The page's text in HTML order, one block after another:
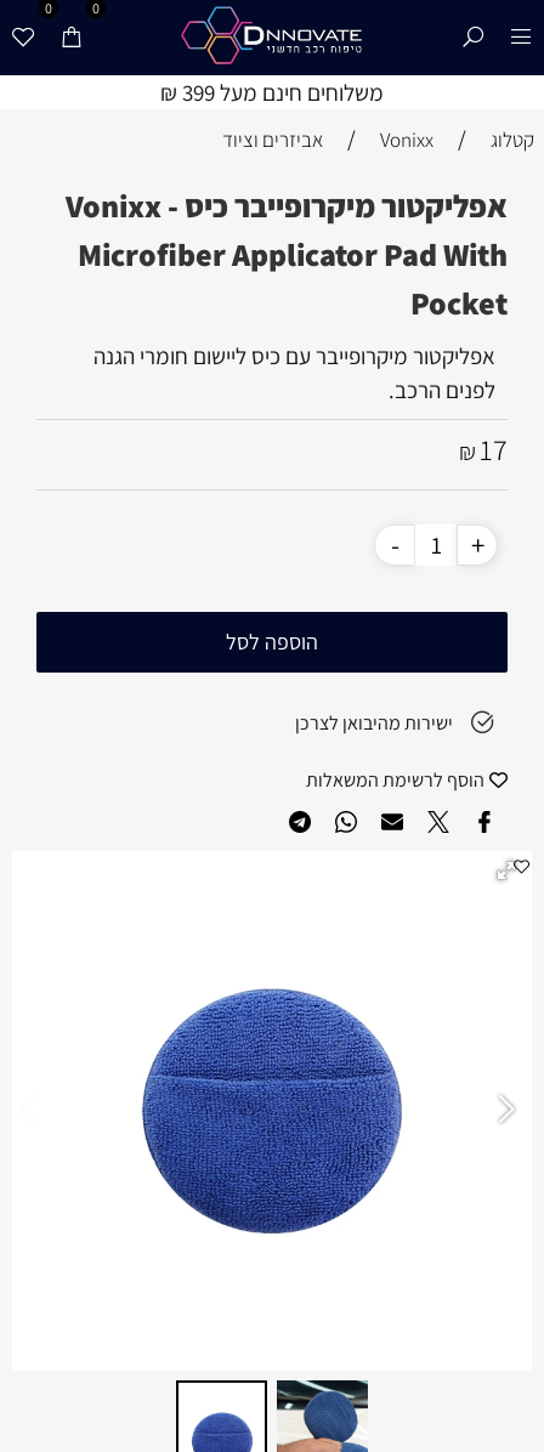
משלוחים חינם מעל 399 ₪
0 0
קטלוג /
Vonixx
/ אביזרים וציוד
אפליקטור מיקרופייבר כיס - Vonixx
Microfiber Applicator Pad With
Pocket
אפליקטור מיקרופייבר עם כיס ליישום חומרי הגנה
לפנים הרכב.
₪17
הוספה לסל
ישירות מהיבואן לצרכן
הוסף לרשימת המשאלות